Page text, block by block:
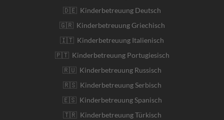
🇩🇪 Kinderbetreuung Deutsch
🇬🇷 Kinderbetreuung Griechisch
🇮🇹 Kinderbetreuung Italienisch
🇵🇹 Kinderbetreuung Portugiesisch
🇷🇺 Kinderbetreuung Russisch
🇷🇸 Kinderbetreuung Serbisch
🇪🇸 Kinderbetreuung Spanisch
🇹🇷 Kinderbetreuung Türkisch